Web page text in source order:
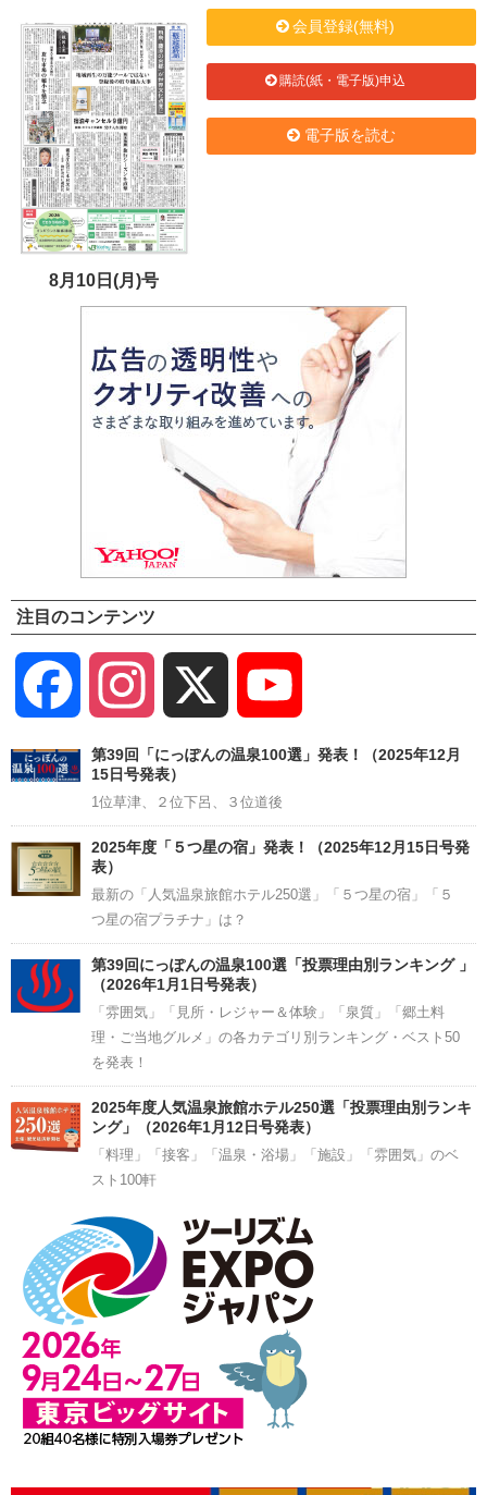
8月10日(月)号
会員登録(無料)
購読(紙・電子版)申込
電子版を読む
注目のコンテンツ
Facebook Instagram
Channel
第39回「にっぽんの温泉100選」発表！（2025年12月
15日号発表）
1位草津、２位下呂、３位道後
2025年度「５つ星の宿」発表！（2025年12月15日号発
表）
最新の「人気温泉旅館ホテル250選」「５つ星の宿」「５
つ星の宿プラチナ」は？
第39回にっぽんの温泉100選「投票理由別ランキング 」
（2026年1月1日号発表）
「雰囲気」「見所・レジャー＆体験」「泉質」「郷土料
理・ご当地グルメ」の各カテゴリ別ランキング・ベスト50
を発表！
2025年度人気温泉旅館ホテル250選「投票理由別ランキ
ング」（2026年1月12日号発表）
「料理」「接客」「温泉・浴場」「施設」「雰囲気」のベ
スト100軒